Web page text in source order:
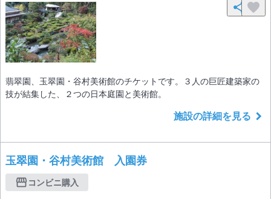
翡翠園、玉翠園・谷村美術館のチケットです。３人の巨匠建築家の
技が結集した、２つの日本庭園と美術館。
施設の詳細を見る
玉翠園・谷村美術館 入園券
コンビニ購入